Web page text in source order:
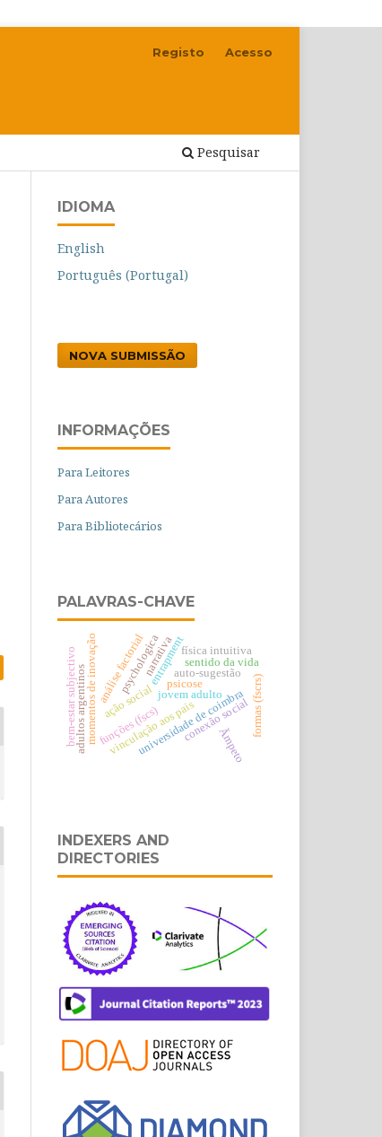
Pesquisar
Registo Acesso
IDIOMA
English
Português (Portugal)
NOVA SUBMISSÃO
INFORMAÇÕES
Para Leitores
Para Autores
Para Bibliotecários
PALAVRAS-CHAVE
auto-sugestão
ação socialuniversidade de coimbra
psychologica
análise factorialnarrativa
momentos de inovação entrapment
jovem adulto
conexão social
adultos argentinos vinculação aos pais
funções (fscs)
psicose
sentido da vida
bem-estar subjectivo física intuitiva
Ãmpeto
formas (fscrs)
INDEXERS AND
DIRECTORIES